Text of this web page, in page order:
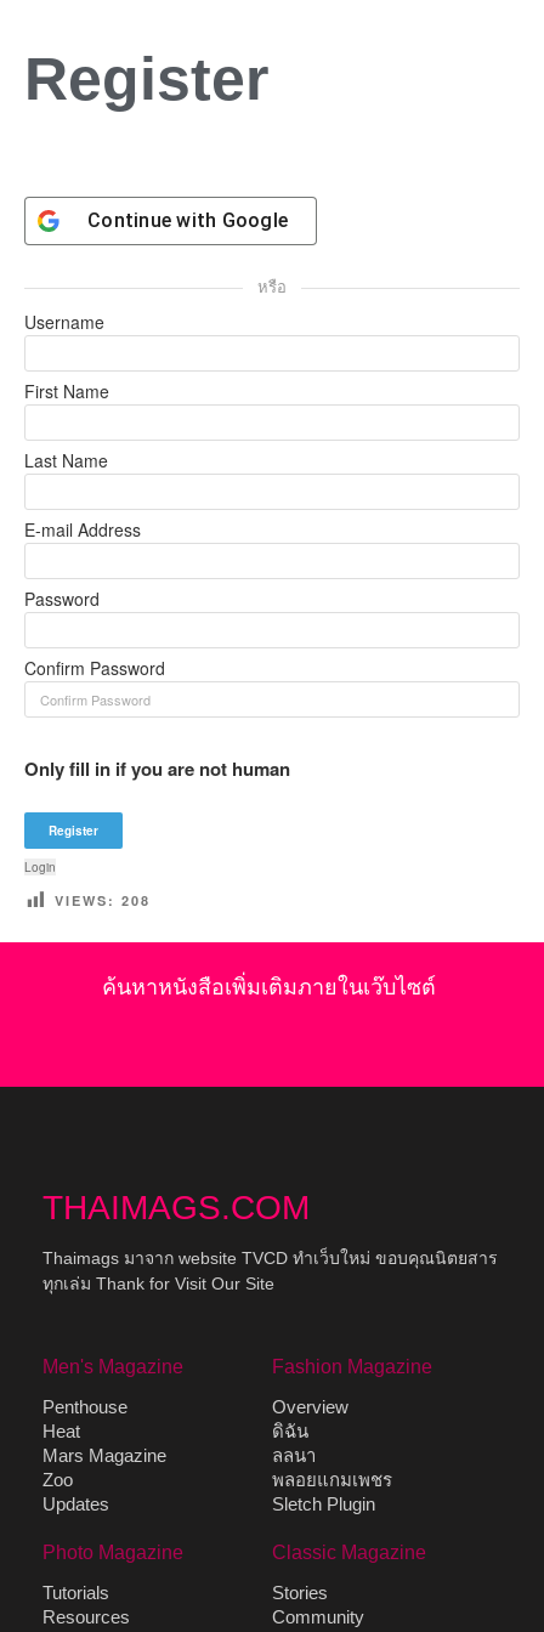
Register
Continue with Google
Username
First Name
Last Name
E-mail Address
Password
Confirm Password
Only fill in if you are not human
Login
VIEWS: 208
ค้นหาหนังสือเพิ่มเติมภายในเว๊บไซต์
THAIMAGS.COM
Thaimags มาจาก website TVCD ทำเว็บใหม่ ขอบคุณนิตยสาร
ทุกเล่ม Thank for Visit Our Site
Men's Magazine
Penthouse
Heat
Mars Magazine
Zoo
Updates
Fashion Magazine
Overview
ดิฉัน
ลลนา
พลอยแกมเพชร
Sletch Plugin
Photo Magazine
Tutorials
Resources
Classic Magazine
Stories
Community